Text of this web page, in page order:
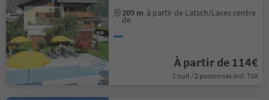
209 m à partir de Latsch/Laces centre
de
À partir de 114€
1 nuit / 2 personnes incl. TVA